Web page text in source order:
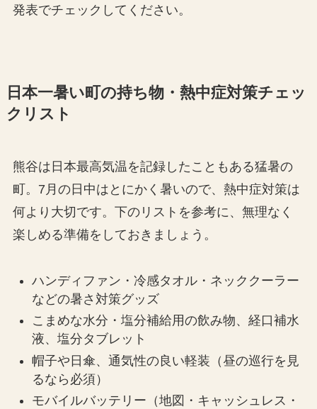
発表でチェックしてください。
日本一暑い町の持ち物・熱中症対策チェッ
クリスト
熊谷は日本最高気温を記録したこともある猛暑の
町。7月の日中はとにかく暑いので、熱中症対策は
何より大切です。下のリストを参考に、無理なく
楽しめる準備をしておきましょう。
ハンディファン・冷感タオル・ネッククーラー
などの暑さ対策グッズ
こまめな水分・塩分補給用の飲み物、経口補水
液、塩分タブレット
帽子や日傘、通気性の良い軽装（昼の巡行を見
るなら必須）
モバイルバッテリー（地図・キャッシュレス・